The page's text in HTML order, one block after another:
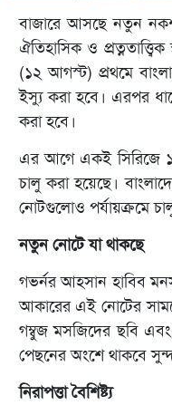
বাজারে আসছে নতুন
ঐতিহাসিক ও
(১২ আগস্ট) প্রথমে
ইস্যু করা হবে। এরপর
করা হবে।
এর আগে একই সিরিজে
চালু করা হয়েছে।
নোটগুলোও পর্যায়ক্রমে
নতুন নোটে যা থাকছে
গভর্নর আহসান হাবিব
আকারের এই নোটের
গম্বুজ মসজিদের ছবি
পেছনের অংশে থাকবে
নিরাপত্তা বৈশিষ্ট্য